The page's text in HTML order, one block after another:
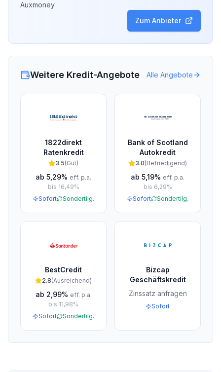
Auxmoney.
Zum Anbieter
Weitere Kredit-Angebote Alle Angebote
1822direkt
Ratenkredit
3.5(Gut)
ab 5,29% eff. p.a.
bis 16,49%
Sofort
Sondertilg.
Bank of Scotland
Autokredit
3.0(Befriedigend)
ab 5,19% eff. p.a.
bis 6,29%
Sofort
Sondertilg.
BestCredit
2.8(Ausreichend)
ab 2,99% eff. p.a.
bis 11,98%
Sofort
Sondertilg.
Bizcap
Geschäftskredit
Zinssatz anfragen
Sofort